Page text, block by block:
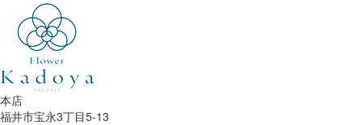
本店
福井市宝永3丁目5-13